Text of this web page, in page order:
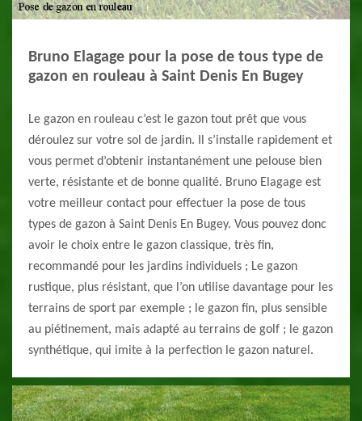
Bruno Elagage pour la pose de tous type de
gazon en rouleau à Saint Denis En Bugey
Le gazon en rouleau c’est le gazon tout prêt que vous
déroulez sur votre sol de jardin. Il s’installe rapidement et
vous permet d’obtenir instantanément une pelouse bien
verte, résistante et de bonne qualité. Bruno Elagage est
votre meilleur contact pour effectuer la pose de tous
types de gazon à Saint Denis En Bugey. Vous pouvez donc
avoir le choix entre le gazon classique, très fin,
recommandé pour les jardins individuels ; Le gazon
rustique, plus résistant, que l’on utilise davantage pour les
terrains de sport par exemple ; le gazon fin, plus sensible
au piétinement, mais adapté au terrains de golf ; le gazon
synthétique, qui imite à la perfection le gazon naturel.